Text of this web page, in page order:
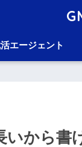
エージェント
いから